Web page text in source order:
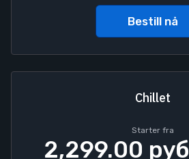
Bestill nå
Chillet
Starter fra
2,299.00 руб